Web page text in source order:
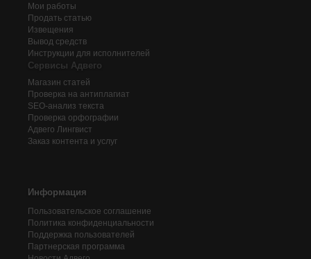
Мои работы
Продать статью
Извещения
Вывод средств
Инструкции для исполнителей
Сервисы Адвего
Магазин статей
Проверка на антиплагиат
SEO-анализ текста
Проверка орфографии
Адвего Лингвист
Заказ контента и услуг
Информация
Пользовательское соглашение
Политика конфиденциальности
Поддержка пользователей
Партнерская программа